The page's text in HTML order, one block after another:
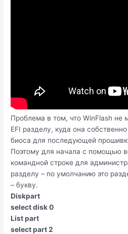
Проблема в том, что WinFlash не
EFI разделу, куда она
биоса для последующей
Поэтому для начала с помощью
командной строке для
разделу – по умолчанию это
– букву.
Diskpart
select disk 0
List part
select part 2